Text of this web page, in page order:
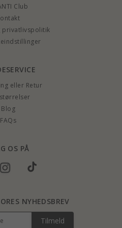
Club
privatlivspolitik
eller Retur
Blog
FAQs
OS PÅ
NYHEDSBREV
Tilmeld